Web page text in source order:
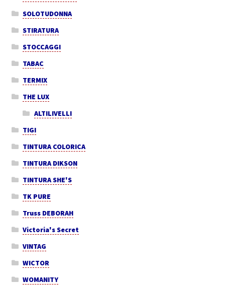
SOLOTUDONNA
STIRATURA
STOCCAGGI
TABAC
TERMIX
THE LUX
ALTILIVELLI
TIGI
TINTURA COLORICA
TINTURA DIKSON
TINTURA SHE'S
TK PURE
Truss DEBORAH
Victoria's Secret
VINTAG
WICTOR
WOMANITY